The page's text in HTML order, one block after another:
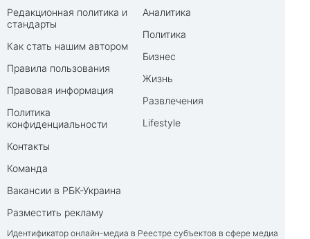
Редакционная политика и
стандарты
Как стать нашим автором
Правила пользования
Правовая информация
Политика
конфиденциальности
Контакты
Команда
Вакансии в РБК-Украина
Разместить рекламу
Аналитика
Политика
Бизнес
Жизнь
Развлечения
Lifestyle
Идентификатор онлайн-медиа в Реестре субъектов в сфере медиа